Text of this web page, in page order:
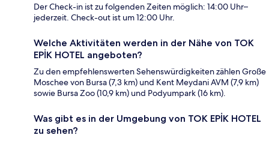
Der Check-in ist zu folgenden Zeiten möglich: 14:00 Uhr–
jederzeit. Check-out ist um 12:00 Uhr.
Welche Aktivitäten werden in der Nähe von TOK
EPİK HOTEL angeboten?
Zu den empfehlenswerten Sehenswürdigkeiten zählen Große
Moschee von Bursa (7,3 km) und Kent Meydani AVM (7,9 km)
sowie Bursa Zoo (10,9 km) und Podyumpark (16 km).
Was gibt es in der Umgebung von TOK EPİK HOTEL
zu sehen?